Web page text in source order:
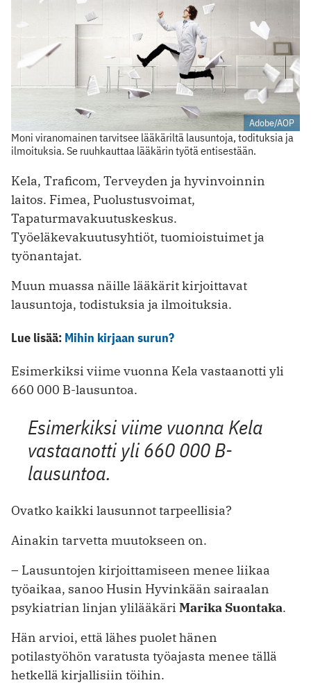
Adobe/AOP
Moni viranomainen tarvitsee lääkäriltä lausuntoja, todituksia ja
ilmoituksia. Se ruuhkauttaa lääkärin työtä entisestään.
Kela, Traficom, Terveyden ja hyvinvoinnin
laitos. Fimea, Puolustusvoimat,
Tapaturmavakuutuskeskus.
Työeläkevakuutusyhtiöt, tuomioistuimet ja
työnantajat.
Muun muassa näille lääkärit kirjoittavat
lausuntoja, todistuksia ja ilmoituksia.
Lue lisää: Mihin kirjaan surun?
Esimerkiksi viime vuonna Kela vastaanotti yli
660 000 B-lausuntoa.
Esimerkiksi viime vuonna Kela
vastaanotti yli 660 000 B-
lausuntoa.
Ovatko kaikki lausunnot tarpeellisia?
Ainakin tarvetta muutokseen on.
– Lausuntojen kirjoittamiseen menee liikaa
työaikaa, sanoo Husin Hyvinkään sairaalan
psykiatrian linjan ylilääkäri Marika Suontaka.
Hän arvioi, että lähes puolet hänen
potilastyöhön varatusta työajasta menee tällä
hetkellä kirjallisiin töihin.